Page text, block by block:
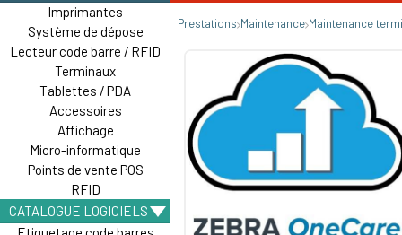
Imprimantes
Système de dépose
Lecteur code barre / RFID
Terminaux
Tablettes / PDA
Accessoires
Affichage
Micro-informatique
Points de vente POS
RFID
CATALOGUE LOGICIELS
Prestations Maintenance Maintenance